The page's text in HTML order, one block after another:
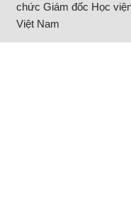
chức Giám đốc Học
Việt Nam